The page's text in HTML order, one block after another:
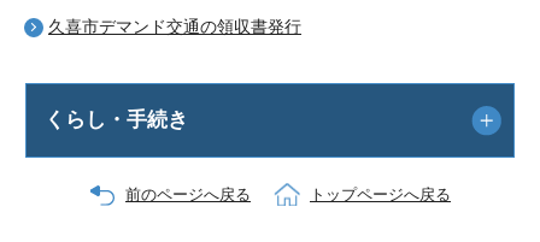
久喜市デマンド交通の領収書発行
くらし・手続き
前のページへ戻る トップページへ戻る